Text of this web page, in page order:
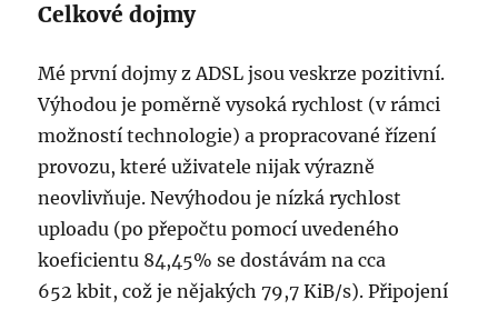
Celkové dojmy
Mé první dojmy z ADSL jsou veskrze pozitivní.
Výhodou je poměrně vysoká rychlost (v rámci
možností technologie) a propracované řízení
provozu, které uživatele nijak výrazně
neovlivňuje. Nevýhodou je nízká rychlost
uploadu (po přepočtu pomocí uvedeného
koeficientu 84,45% se dostávám na cca
652 kbit, což je nějakých 79,7 KiB/s). Připojení